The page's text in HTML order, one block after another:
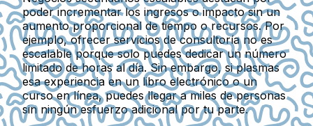
poder incrementar los ingresos o impacto sin un
aumento proporcional de tiempo o recursos. Por
ejemplo, ofrecer servicios de consultoría no es
escalable porque solo puedes dedicar un número
limitado de horas al día. Sin embargo, si plasmas
esa experiencia en un libro electrónico o un
curso en línea, puedes llegar a miles de personas
sin ningún esfuerzo adicional por tu parte.